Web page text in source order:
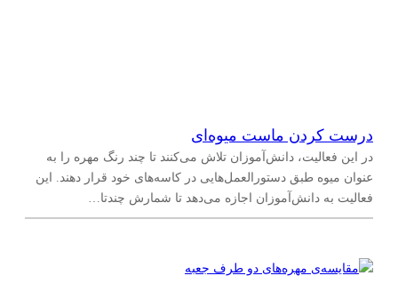
درست کردن ماست میوه‌ای
در این فعالیت، دانش‌آموزان تلاش می‌کنند تا چند رنگ مهره را به
عنوان میوه طبق دستورالعمل‌هایی در کاسه‌های خود قرار دهند. این
فعالیت به دانش‌آموزان اجازه می‌دهد تا شمارش چندتا…